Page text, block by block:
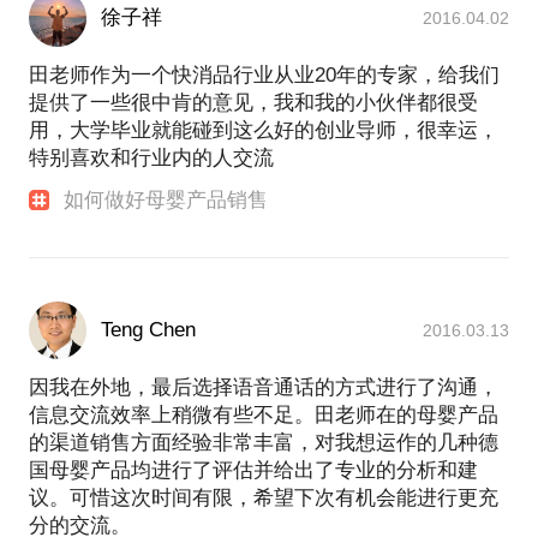
徐子祥 2016.04.02
田老师作为一个快消品行业从业20年的专家，给我们
提供了一些很中肯的意见，我和我的小伙伴都很受
用，大学毕业就能碰到这么好的创业导师，很幸运，
特别喜欢和行业内的人交流
如何做好母婴产品销售
Teng Chen 2016.03.13
因我在外地，最后选择语音通话的方式进行了沟通，
信息交流效率上稍微有些不足。田老师在的母婴产品
的渠道销售方面经验非常丰富，对我想运作的几种德
国母婴产品均进行了评估并给出了专业的分析和建
议。可惜这次时间有限，希望下次有机会能进行更充
分的交流。